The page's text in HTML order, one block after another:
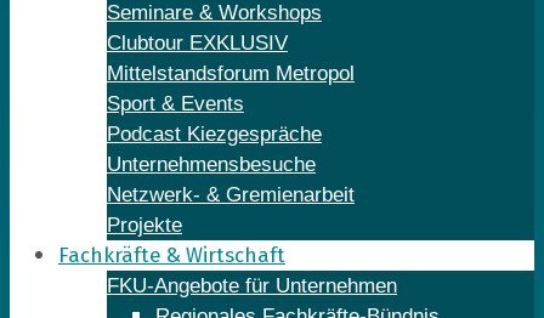
Seminare & Workshops
Clubtour EXKLUSIV
Mittelstandsforum Metropol
Sport & Events
Podcast Kiezgespräche
Unternehmensbesuche
Netzwerk- & Gremienarbeit
Projekte
Fachkräfte & Wirtschaft
FKU-Angebote für Unternehmen